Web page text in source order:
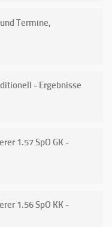
Termine,
- Ergebnisse
1.57 SpO GK -
1.56 SpO KK -